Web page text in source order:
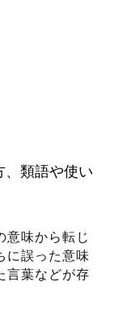
、類語や使い
意味から転じ
に誤った意味
言葉などが存